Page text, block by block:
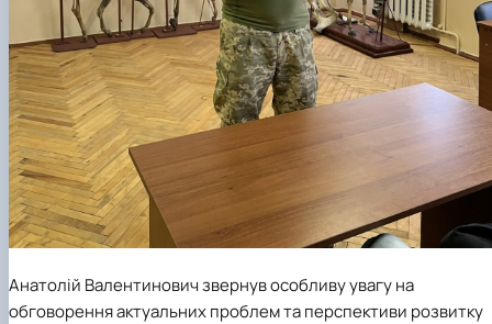
Анатолій Валентинович звернув особливу увагу на
обговорення актуальних проблем та перспективи розвитку